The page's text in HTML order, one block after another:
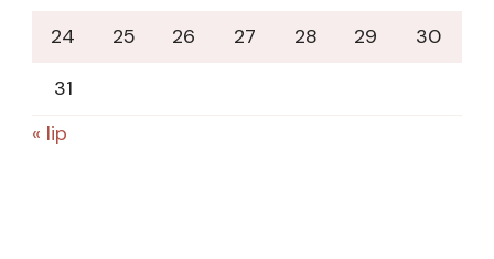
24
25 26 27 28 29
30
31
« lip